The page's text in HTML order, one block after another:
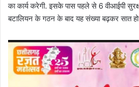
का कार्य करेगी. इसके पास पहले से 6 वीआईपी
बटालियन के गठन के बाद यह संख्या बढ़कर सात हो